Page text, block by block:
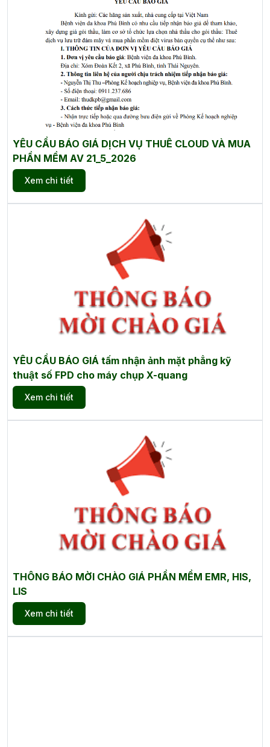
YÊU CẦU BÁO GIÁ DỊCH VỤ THUÊ CLOUD VÀ MUA
PHẦN MỀM AV 21_5_2026
Xem chi tiết
YÊU CẦU BÁO GIÁ tấm nhận ảnh mặt phẳng kỹ
thuật số FPD cho máy chụp X-quang
Xem chi tiết
THÔNG BÁO MỜI CHÀO GIÁ PHẦN MỀM EMR, HIS,
LIS
Xem chi tiết